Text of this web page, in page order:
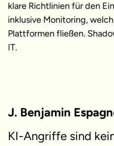
klare Richtlinien für den
inklusive Monitoring,
Plattformen fließen.
IT.
J. Benjamin
KI-Angriffe sind